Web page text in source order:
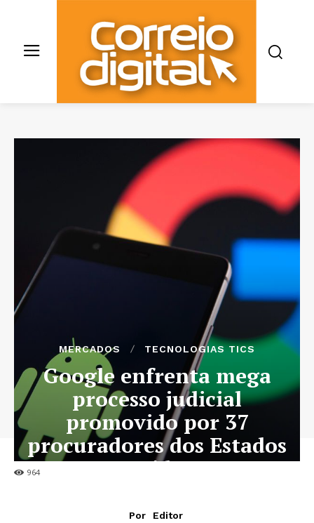
964
MERCADOS TECNOLOGIAS TICS
Google enfrenta mega
processo judicial
promovido por 37
procuradores dos Estados
Unidos
Por
Editor